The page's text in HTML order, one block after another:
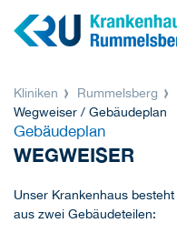
Kliniken Rummelsberg
Wegweiser / Gebäudeplan
Gebäudeplan
WEGWEISER
Unser Krankenhaus besteht
aus zwei Gebäudeteilen: